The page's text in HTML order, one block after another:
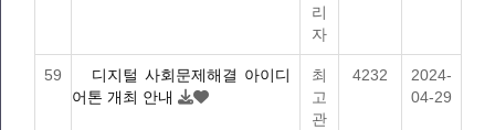
리
자
59
디지털 사회문제해결 아이디
어톤 개최 안내
최
고
관
4232
2024-
04-29